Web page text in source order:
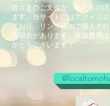
皆さまのご支援が、私たちの
ます。当サイトにはアフィリ
ており、リンク経由で購入さ
る場合があります。追加費用
がとうございます！